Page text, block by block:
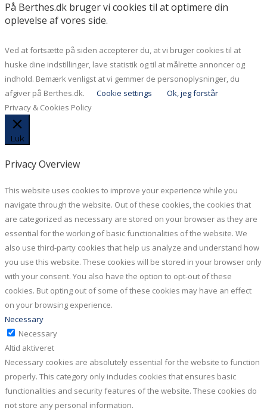
På Berthes.dk bruger vi cookies til at optimere din
oplevelse af vores side.
Ved at fortsætte på siden accepterer du, at vi bruger cookies til at
huske dine indstillinger, lave statistik og til at målrette annoncer og
indhold. Bemærk venligst at vi gemmer de personoplysninger, du
afgiver på Berthes.dk.
Cookie settings
Ok, jeg forstår
Privacy & Cookies Policy
Luk
Privacy Overview
This website uses cookies to improve your experience while you
navigate through the website. Out of these cookies, the cookies that
are categorized as necessary are stored on your browser as they are
essential for the working of basic functionalities of the website. We
also use third-party cookies that help us analyze and understand how
you use this website. These cookies will be stored in your browser only
with your consent. You also have the option to opt-out of these
cookies. But opting out of some of these cookies may have an effect
on your browsing experience.
Necessary
Necessary
Altid aktiveret
Necessary cookies are absolutely essential for the website to function
properly. This category only includes cookies that ensures basic
functionalities and security features of the website. These cookies do
not store any personal information.